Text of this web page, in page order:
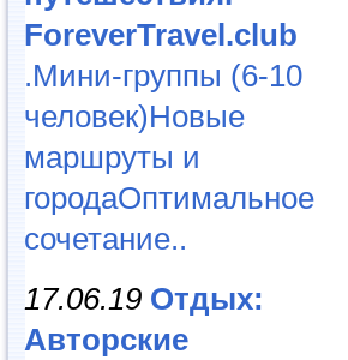
ForeverTravel.club
.Мини-группы (6-10
человек)Новые
маршруты и
городаОптимальное
сочетание..
17.06.19 Отдых:
Авторские